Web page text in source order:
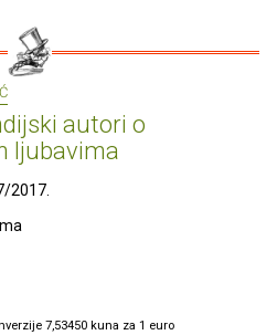
autori o
ljubavima
2017.
7,53450 kuna za 1 euro